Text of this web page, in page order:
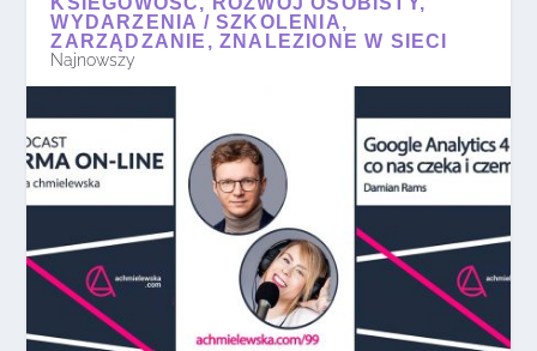
WYDARZENIA / SZKOLENIA,
ZARZĄDZANIE, ZNALEZIONE W SIECI
Najnowszy